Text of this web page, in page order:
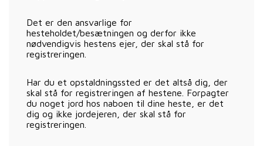
Det er den ansvarlige for
hesteholdet/besætningen og derfor ikke
nødvendigvis hestens ejer, der skal stå for
registreringen.
Har du et opstaldningssted er det altså dig, der
skal stå for registreringen af hestene. Forpagter
du noget jord hos naboen til dine heste, er det
dig og ikke jordejeren, der skal stå for
registreringen.